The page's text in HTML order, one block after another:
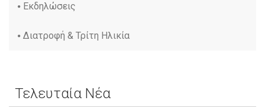
Εκδηλώσεις
Διατροφή & Τρίτη Ηλικία
Τελευταία Νέα